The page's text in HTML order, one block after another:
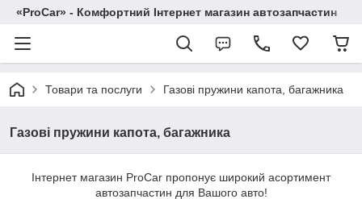
«ProCar» - Комфортний Інтернет магазин автозапчастин
Товари та послуги Газові пружини капота, багажника
Газові пружини капота, багажника
Інтернет магазин ProCar пропонує широкий асортимент
автозапчастин для Вашого авто!